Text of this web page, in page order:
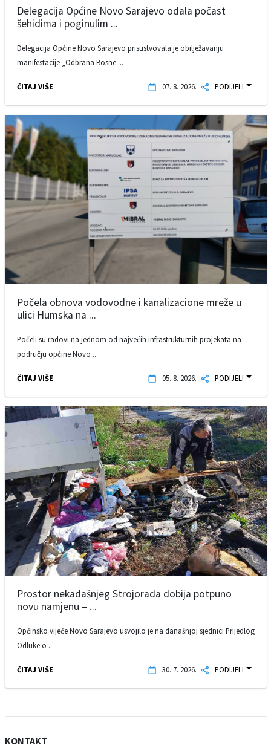
Delegacija Općine Novo Sarajevo odala počast
šehidima i poginulim ...
Delegacija Općine Novo Sarajevo prisustvovala je obilježavanju
manifestacije „Odbrana Bosne ...
ČITAJ VIŠE 07. 8. 2026. PODIJELI
Počela obnova vodovodne i kanalizacione mreže u
ulici Humska na ...
Počeli su radovi na jednom od najvećih infrastrukturnih projekata na
području općine Novo ...
ČITAJ VIŠE 05. 8. 2026. PODIJELI
Prostor nekadašnjeg Strojorada dobija potpuno
novu namjenu – ...
Općinsko vijeće Novo Sarajevo usvojilo je na današnjoj sjednici Prijedlog
Odluke o ...
ČITAJ VIŠE 30. 7. 2026. PODIJELI
KONTAKT